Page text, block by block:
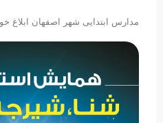
مدارس ابتدایی شهر اصفهان ابلاغ